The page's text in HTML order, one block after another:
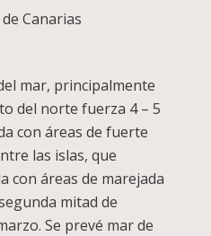
Canarias
mar, principalmente
del norte fuerza 4 – 5
con áreas de fuerte
las islas, que
con áreas de marejada
mitad de
Se prevé mar de